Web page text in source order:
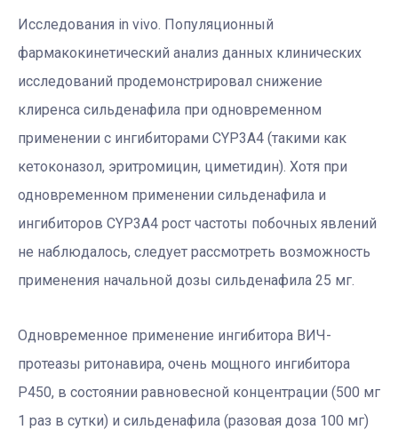
Исследования in vivo. Популяционный
фармакокинетический анализ данных клинических
исследований продемонстрировал снижение
клиренса сильденафила при одновременном
применении с ингибиторами CYP3A4 (такими как
кетоконазол, эритромицин, циметидин). Хотя при
одновременном применении сильденафила и
ингибиторов CYP3A4 рост частоты побочных явлений
не наблюдалось, следует рассмотреть возможность
применения начальной дозы сильденафила 25 мг.
Одновременное применение ингибитора ВИЧ-
протеазы ритонавира, очень мощного ингибитора
Р450, в состоянии равновесной концентрации (500 мг
1 раз в сутки) и сильденафила (разовая доза 100 мг)